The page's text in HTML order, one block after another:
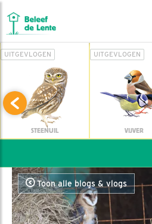
UITGEVLOGEN
STEENUIL
UITGEVLOGEN
VIJVER
Toon alle blogs & vlogs